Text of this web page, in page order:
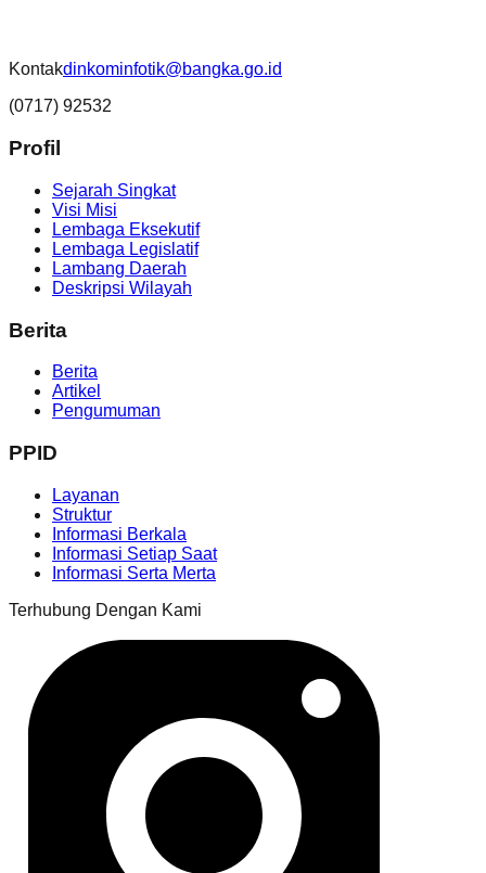
Kontakdinkominfotik@bangka.go.id
(0717) 92532
Profil
Sejarah Singkat
Visi Misi
Lembaga Eksekutif
Lembaga Legislatif
Lambang Daerah
Deskripsi Wilayah
Berita
Berita
Artikel
Pengumuman
PPID
Layanan
Struktur
Informasi Berkala
Informasi Setiap Saat
Informasi Serta Merta
Terhubung Dengan Kami